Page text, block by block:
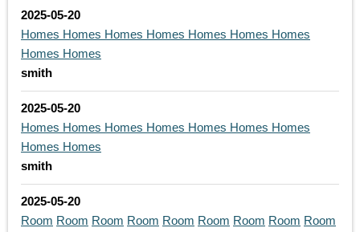
2025-05-20
Homes Homes Homes Homes Homes Homes Homes
Homes Homes
smith
2025-05-20
Homes Homes Homes Homes Homes Homes Homes
Homes Homes
smith
2025-05-20
Room Room Room Room Room Room Room Room Room